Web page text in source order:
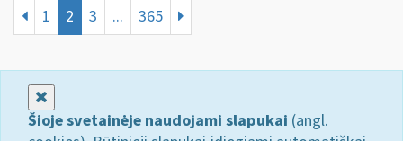
1 2 3 ... 365
Šioje svetainėje naudojami slapukai (angl.